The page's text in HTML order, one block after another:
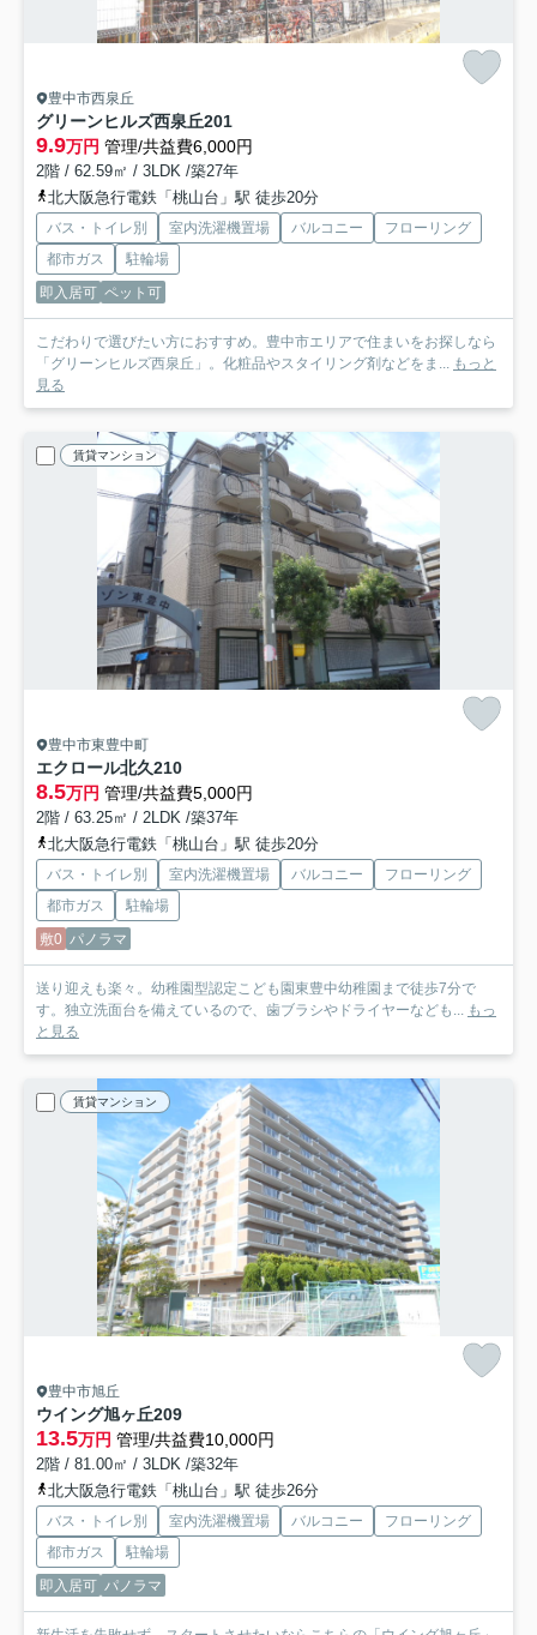
豊中市西泉丘
グリーンヒルズ西泉丘201
9.9万円 管理/共益費6,000円
2階 / 62.59㎡ / 3LDK /築27年
北大阪急行電鉄「桃山台」駅 徒歩20分
バス・トイレ別 室内洗濯機置場 バルコニー
フローリング
都市ガス
駐輪場
即入居可 ペット可
こだわりで選びたい方におすすめ。豊中市エリアで住まいをお探しなら
「グリーンヒルズ西泉丘」。化粧品やスタイリング剤などをま... もっと
見る
賃貸マンション
豊中市東豊中町
エクロール北久210
8.5万円 管理/共益費5,000円
2階 / 63.25㎡ / 2LDK /築37年
北大阪急行電鉄「桃山台」駅 徒歩20分
バス・トイレ別 室内洗濯機置場 バルコニー
フローリング
都市ガス
駐輪場
敷0 パノラマ
送り迎えも楽々。幼稚園型認定こども園東豊中幼稚園まで徒歩7分で
す。独立洗面台を備えているので、歯ブラシやドライヤーなども... もっ
と見る
賃貸マンション
豊中市旭丘
ウイング旭ヶ丘209
13.5万円 管理/共益費10,000円
2階 / 81.00㎡ / 3LDK /築32年
北大阪急行電鉄「桃山台」駅 徒歩26分
バス・トイレ別 室内洗濯機置場 バルコニー
フローリング
都市ガス
駐輪場
即入居可 パノラマ